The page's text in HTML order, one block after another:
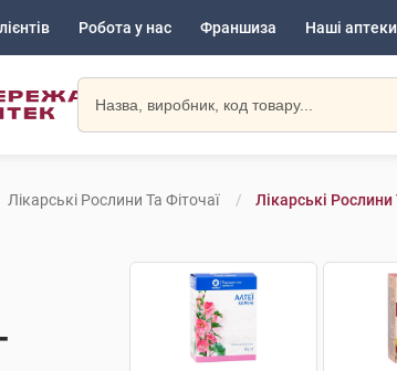
Робота у нас Франшиза Наші аптеки
Лікарські Рослини Та Фіточаї Лікарські